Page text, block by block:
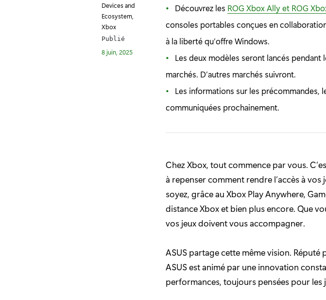
Devices and
Ecosystem,
Xbox
Publié
8 juin, 2025
Découvrez les ROG Xbox Ally et ROG
consoles portables conçues en
à la liberté qu’offre Windows.
Les deux modèles seront lancés pendant
marchés. D’autres marchés suivront.
Les informations sur les précommandes,
communiquées prochainement.
Chez Xbox, tout commence par vous.
à repenser comment rendre l’accès à
soyez, grâce au Xbox Play Anywhere,
distance Xbox et bien plus encore. Que
vos jeux doivent vous accompagner.
ASUS partage cette même vision.
ASUS est animé par une innovation
performances, toujours pensées pour les